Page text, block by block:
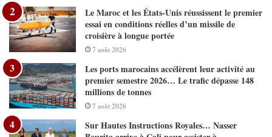
Le Maroc et les États-Unis réussissent le premier
essai en conditions réelles d’un missile de
croisière à longue portée
7 août 2026
Les ports marocains accélèrent leur activité au
premier semestre 2026… Le trafic dépasse 148
millions de tonnes
7 août 2026
Sur Hautes Instructions Royales… Nasser